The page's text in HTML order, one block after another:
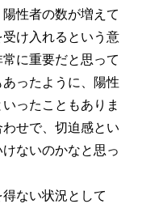
性者の数が増えて
け入れるという意
に重要だと思って
ったように、陽性
ったこともありま
せで、切迫感とい
ないのかなと思っ
ない状況として